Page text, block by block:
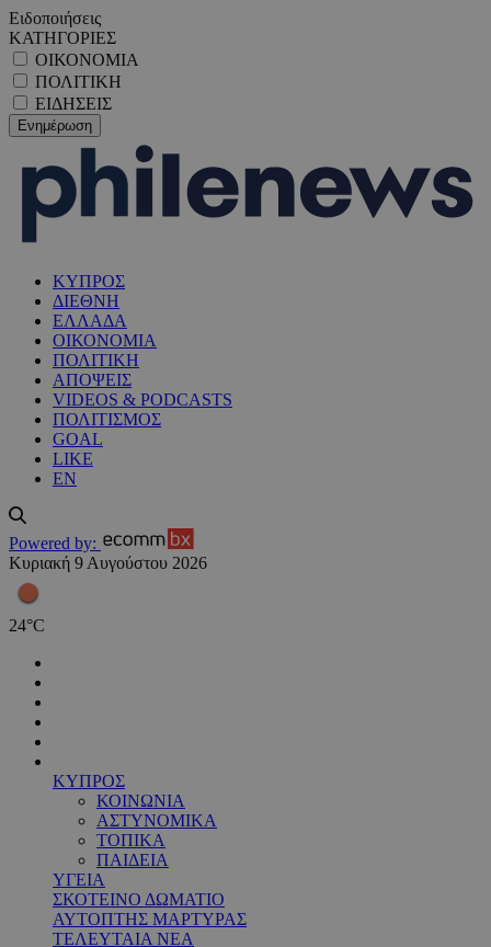
Ειδοποιήσεις
ΚΑΤΗΓΟΡΙΕΣ
ΟΙΚΟΝΟΜΙΑ
ΠΟΛΙΤΙΚΗ
ΕΙΔΗΣΕΙΣ
ΚΥΠΡΟΣ
ΔΙΕΘΝΗ
ΕΛΛΑΔΑ
ΟΙΚΟΝΟΜΙΑ
ΠΟΛΙΤΙΚΗ
ΑΠΟΨΕΙΣ
VIDEOS & PODCASTS
ΠΟΛΙΤΙΣΜΟΣ
GOAL
LIKE
EN
Powered by:
Κυριακή 9 Αυγούστου 2026
24°C
ΚΥΠΡΟΣ
ΚΟΙΝΩΝΙΑ
ΑΣΤΥΝΟΜΙΚΑ
ΤΟΠΙΚΑ
ΠΑΙΔΕΙΑ
ΥΓΕΙΑ
ΣΚΟΤΕΙΝΟ ΔΩΜΑΤΙΟ
ΑΥΤΟΠΤΗΣ ΜΑΡΤΥΡΑΣ
ΤΕΛΕΥΤΑΙΑ ΝΕΑ